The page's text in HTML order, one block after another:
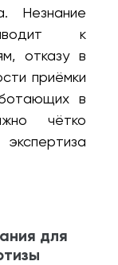
Незнание
к
отказу в
приёмки
в
чётко
для